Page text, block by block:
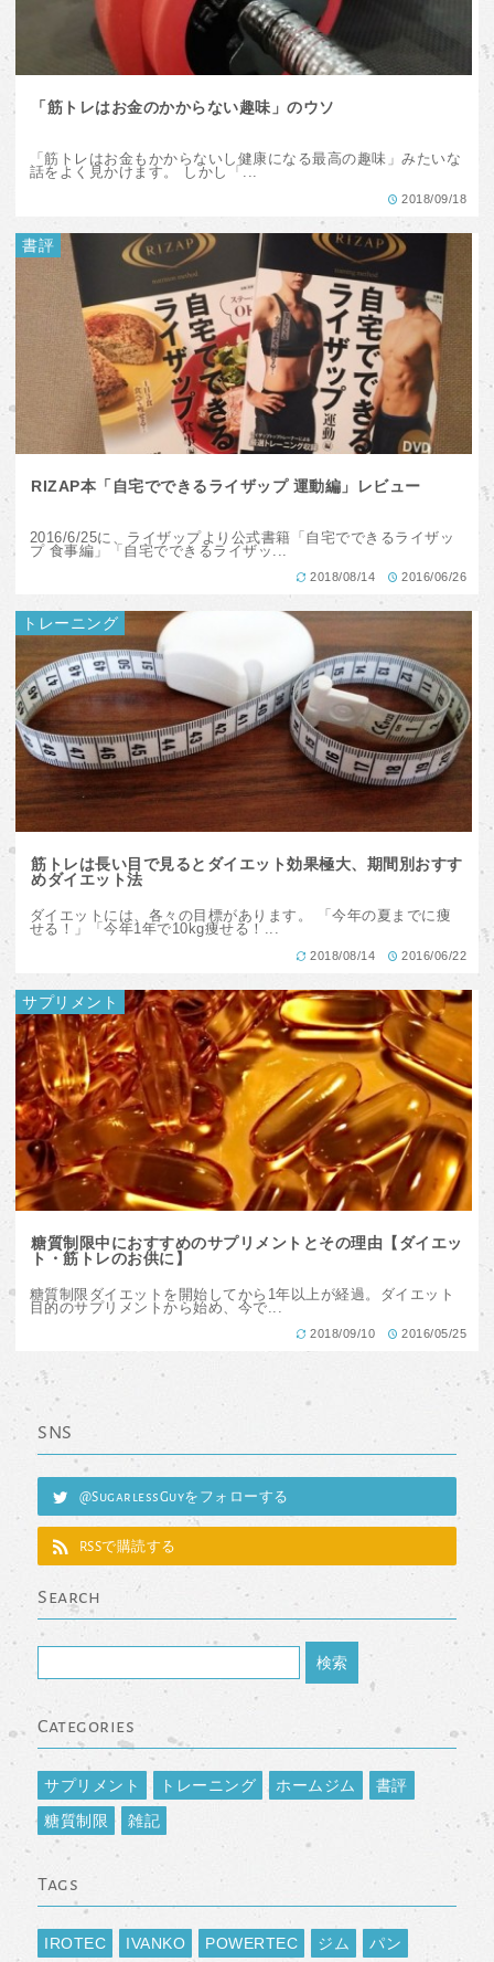
「筋トレはお金のかからない趣味」のウソ
「筋トレはお金もかからないし健康になる最高の趣味」みたいな
話をよく見かけます。 しかし「...
2018/09/18
書評
RIZAP本「自宅でできるライザップ 運動編」レビュー
2016/6/25に、ライザップより公式書籍「自宅でできるライザッ
プ 食事編」「自宅でできるライザッ...
2018/08/14 2016/06/26
トレーニング
筋トレは長い目で見るとダイエット効果極大、期間別おすす
めダイエット法
ダイエットには、各々の目標があります。 「今年の夏までに痩
せる！」「今年1年で10kg痩せる！...
2018/08/14 2016/06/22
サプリメント
糖質制限中におすすめのサプリメントとその理由【ダイエッ
ト・筋トレのお供に】
糖質制限ダイエットを開始してから1年以上が経過。ダイエット
目的のサプリメントから始め、今で...
2018/09/10 2016/05/25
SNS
@SugarlessGuyをフォローする
RSSで購読する
Search
Categories
サプリメント トレーニング ホームジム
書評
糖質制限
雑記
Tags
IROTEC IVANKO POWERTEC ジム パン